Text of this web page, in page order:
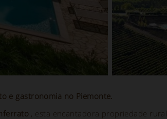
e gastronomia no Piemonte.
, esta encantadora propriedade rural